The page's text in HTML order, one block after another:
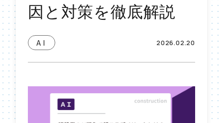
因と対策を徹底解説
AI 2026.02.20